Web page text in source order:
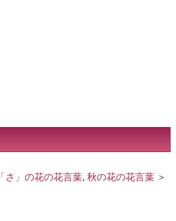
「さ」の花の花言葉,秋の花の花言葉 ＞